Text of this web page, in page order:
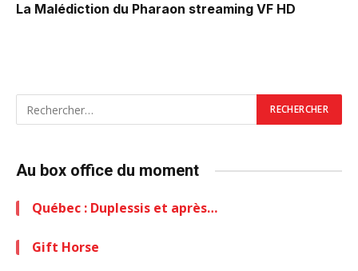
La Malédiction du Pharaon streaming VF HD
Au box office du moment
Québec : Duplessis et après…
Gift Horse